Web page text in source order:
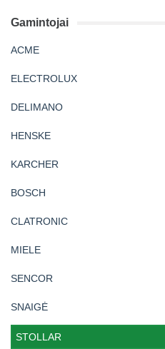
Gamintojai
ACME
ELECTROLUX
DELIMANO
HENSKE
KARCHER
BOSCH
CLATRONIC
MIELE
SENCOR
SNAIGĖ
STOLLAR